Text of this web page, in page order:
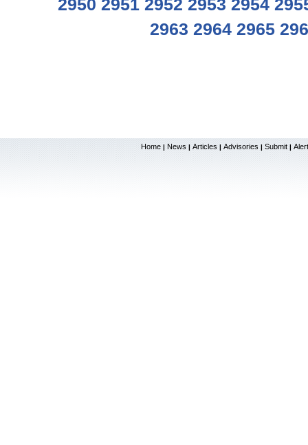
2950 2951 2952 2953 2954
2963 2964 2965
Home | News | Articles | Advisories | Submit |